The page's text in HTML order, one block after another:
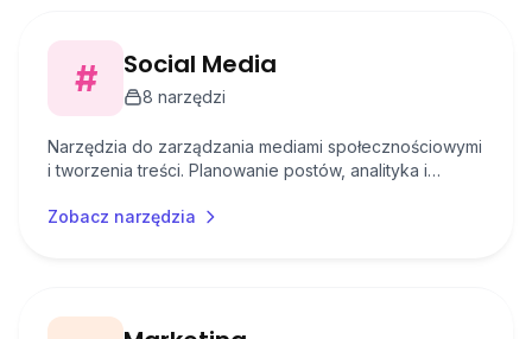
# Social Media
8 narzędzi
Narzędzia do zarządzania mediami społecznościowymi
i tworzenia treści. Planowanie postów, analityka i
Zobacz narzędzia